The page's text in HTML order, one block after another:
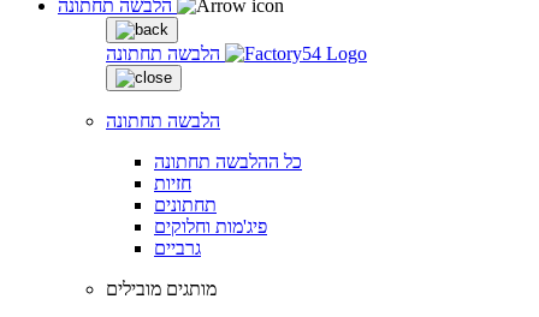
הלבשה תחתונה
הלבשה תחתונה
כל ההלבשה תחתונה
חזיות
תחתונים
פיג'מות וחלוקים
גרביים
מותגים מובילים